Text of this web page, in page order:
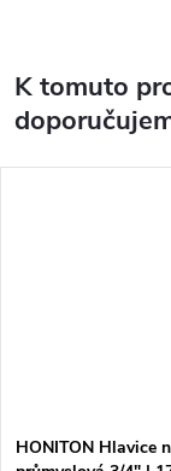
K tomuto
HONITON Hlavice